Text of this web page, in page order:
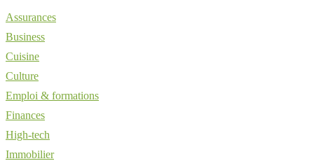
Assurances
Business
Cuisine
Culture
Emploi & formations
Finances
High-tech
Immobilier